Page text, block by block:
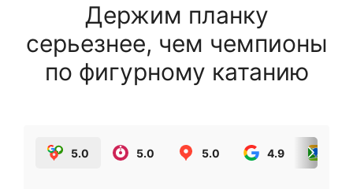
Держим планку
серьезнее, чем чемпионы
по фигурному катанию
5.0 5.0 5.0 4.9